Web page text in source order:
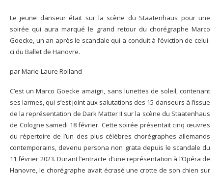
Le jeune danseur était sur la scène du Staatenhaus pour une
soirée qui aura marqué le grand retour du chorégraphe Marco
Goecke, un an après le scandale qui a conduit à l’éviction de celui-
ci du Ballet de Hanovre.
par Marie-Laure Rolland
C’est un Marco Goecke amaigri, sans lunettes de soleil, contenant
ses larmes, qui s’est joint aux salutations des 15 danseurs à l’issue
de la représentation de Dark Matter II sur la scène du Staatenhaus
de Cologne samedi 18 février. Cette soirée présentait cinq œuvres
du répertoire de l’un des plus célèbres chorégraphes allemands
contemporains, devenu persona non grata depuis le scandale du
11 février 2023. Durant l’entracte d’une représentation à l’Opéra de
Hanovre, le chorégraphe avait écrasé une crotte de son chien sur